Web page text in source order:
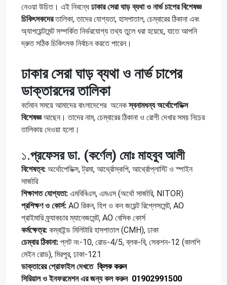
নেওয়া উচিত। এই নিবন্ধেঢাকার সেরা ঘাড় ব্যথা ও নার্ভ চাপের বিশেষজ্ঞ
চিকিৎসকদেরতালিকা, তাদের যোগ্যতা, হাসপাতাল, চেম্বারের ঠিকানা এবং
অ্যাপয়েন্টমেন্ট সম্পর্কিত নির্ভরযোগ্য তথ্য তুলে ধরা হয়েছে, যাতে আপনি
দ্রুত সঠিক চিকিৎসক নির্বাচন করতে পারেন।
ঢাকার সেরা ঘাড় ব্যথা ও নার্ভ চাপের
ডাক্তারদের তালিকা
বর্তমান সময়ে আমাদের বাংলাদেশের অনেকস্বনামধন্য অর্থোপেডিক্স
বিশেষজ্ঞআছেন। তাদের নাম, চেম্বারের ঠিকানা ও রোগী দেখার সময় নিচের
তালিকায় দেওয়া হলো।
১.প্রফেসর ডা. (কর্ণেল) মোঃ মাহবুব আলী
বিশেষত্ব: অর্থোপেডিক্স, ট্রমা, আর্থ্রোস্কপি, আর্থ্রোপ্লাস্টি ও স্পাইন
সার্জারি
শিক্ষাগত যোগ্যতা: এমবিবিএস, এমএস (অর্থো সার্জারি, NITOR)
প্রশিক্ষণ ও কোর্স: AO রিকন, হিপ ও কন জয়েন্ট রিপ্লেসমেন্ট, AO
প্রাইমারি ফ্র্যাকচার ম্যানেজমেন্ট, AO বেসিক কোর্স
কর্মক্ষেত্র: কম্বাইন্ড মিলিটারি হাসপাতাল (CMH), ঢাকা
চেম্বার ঠিকানা: প্লট নং-10, রোড-4/5, ব্লক-বি, সেকশন-12 (কালশি
মেইন রোড), মিরপুর, ঢাকা-121
ডাক্তারের প্রোফাইল দেখতে ক্লিক করুন
সিরিয়াল ও ইনফরমেশন এর জন্য কল করুন 01902991500